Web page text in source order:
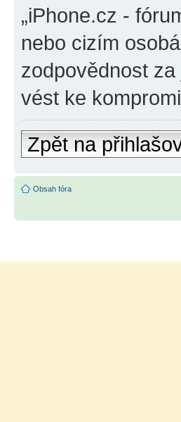
„iPhone.cz -
nebo cizím
zodpovědnost
vést ke
Zpět na
Obsah fóra